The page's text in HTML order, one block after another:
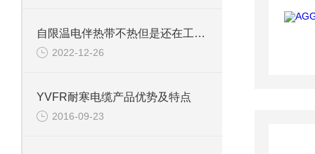
自限温电伴热带不热但是还在工作是什么问题呢
2022-12-26
YVFR耐寒电缆产品优势及特点
2016-09-23